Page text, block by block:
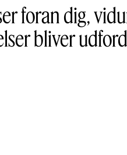
foran dig,
bliver